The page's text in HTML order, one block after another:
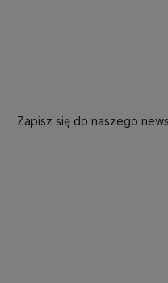
Zapisz się do naszego